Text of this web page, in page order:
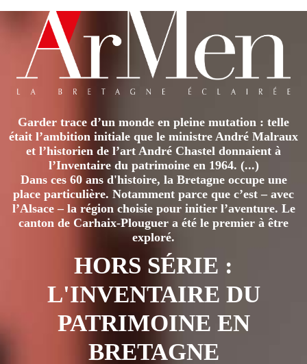
Garder trace d’un monde en pleine mutation : telle
était l’ambition initiale que le ministre André Malraux
et l’historien de l’art André Chastel donnaient à
l’Inventaire du patrimoine en 1964. (...)
Dans ces 60 ans d'histoire, la Bretagne occupe une
place particulière. Notamment parce que c’est – avec
l’Alsace – la région choisie pour initier l’aventure. Le
canton de Carhaix-Plouguer a été le premier à être
exploré.
HORS SÉRIE :
L'INVENTAIRE DU
PATRIMOINE EN
BRETAGNE